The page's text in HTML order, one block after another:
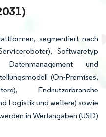
segmentiert nach
Softwaretyp
Datenmanagement und
(On-Premises,
Endnutzerbranche
Logistik und weitere) sowie
in Wertangaben (USD)